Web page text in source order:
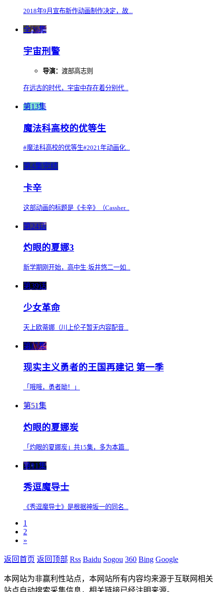
2018年9月宣布新作动画制作决定，故...
全26集
宇宙刑警
导演： 渡部高志则
在远古的时代，宇宙中存在着分别代...
第13集
魔法科高校的优等生
#魔法科高校的优等生#2021年动画化...
第4集完结
卡辛
这部动画的标题是《卡辛》（Cassher...
第24话
灼眼的夏娜3
新学期刚开始，高中生·坂井悠二一如...
第39话
少女革命
天上欧蒂娜（川上伦子暂无内容配音...
第13集
现实主义勇者的王国再建记 第一季
「哦哦，勇者呦！」
第51集
灼眼的夏娜炭
「灼眼的夏娜炭」共15集，多为本篇...
第11集
秀逗魔导士
《秀逗魔导士》是根据神坂一的同名...
1
2
»
返回首页 返回顶部 Rss Baidu Sogou 360 Bing Google
本网站为非赢利性站点，本网站所有内容均来源于互联网相关
站点自动搜索采集信息，相关链接已经注明来源。